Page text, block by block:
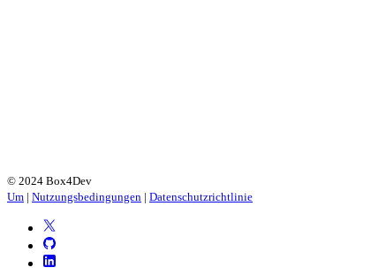
© 2024 Box4Dev
Um | Nutzungsbedingungen | Datenschutzrichtlinie